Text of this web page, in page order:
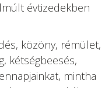
évtizedekben
közöny, rémület,
kétségbeesés,
mintha